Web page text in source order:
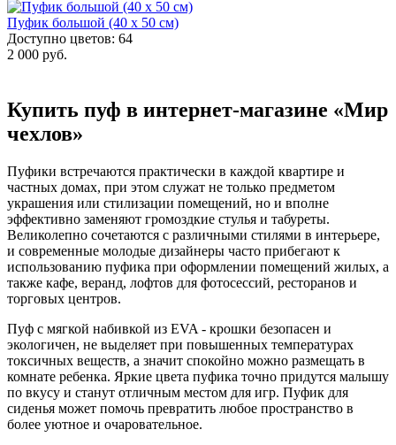
Пуфик большой (40 x 50 см)
Доступно цветов: 64
2 000 руб.
Купить пуф в интернет-магазине «Мир
чехлов»
Пуфики встречаются практически в каждой квартире и
частных домах, при этом служат не только предметом
украшения или стилизации помещений, но и вполне
эффективно заменяют громоздкие стулья и табуреты.
Великолепно сочетаются с различными стилями в интерьере,
и современные молодые дизайнеры часто прибегают к
использованию пуфика при оформлении помещений жилых, а
также кафе, веранд, лофтов для фотосессий, ресторанов и
торговых центров.
Пуф с мягкой набивкой из EVA - крошки безопасен и
экологичен, не выделяет при повышенных температурах
токсичных веществ, а значит спокойно можно размещать в
комнате ребенка. Яркие цвета пуфика точно придутся малышу
по вкусу и станут отличным местом для игр. Пуфик для
сиденья может помочь превратить любое пространство в
более уютное и очаровательное.